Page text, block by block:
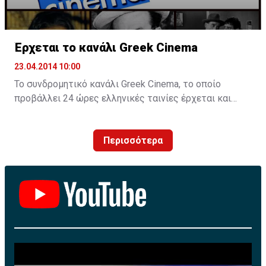
Έρχεται το κανάλι Greek Cinema
23.04.2014 10:00
Το συνδρομητικό κανάλι Greek Cinema, το οποίο
προβάλλει 24 ώρες ελληνικές ταινίες έρχεται και
Το θεματικό κανάλι θα είναι και στην Κύπρο
συνδρομητικό και φτάνει στη χώρα μέσω γνωστού
επιχειρηματία που ασχολείται για χρόνια με τον χώρο
της τηλεόρασης.
Τονίζεται ότι εντός των ημερών θα υπογραφεί η
σχετική συμφωνία στην Ελλάδα για να ανοίξει ο
Περισσότερα